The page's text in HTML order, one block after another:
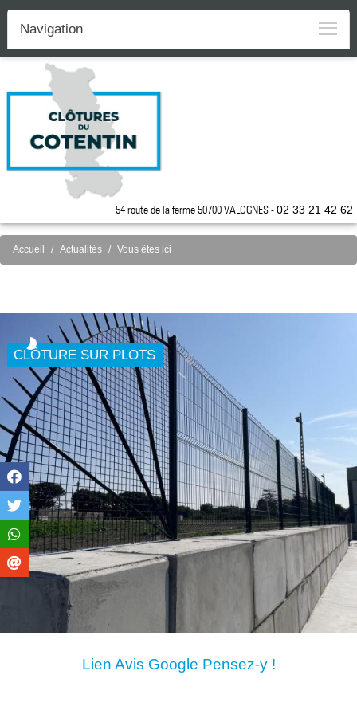
54 route de la ferme 50700 VALOGNES -02 33 21 42 62
Navigation
Accueil Actualités Vous êtes ici
CLÔTURE SUR PLOTS
Lien Avis Google Pensez-y !